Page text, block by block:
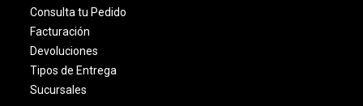
Consulta tu Pedido
Facturación
Devoluciones
Tipos de Entrega
Sucursales